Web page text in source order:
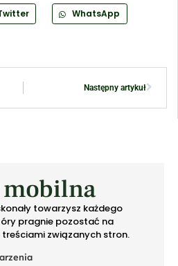
WhatsApp
Następny artykuł
towarzysz każdego
pragnie pozostać na
związanych stron.